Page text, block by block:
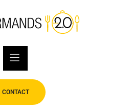
CONTACT